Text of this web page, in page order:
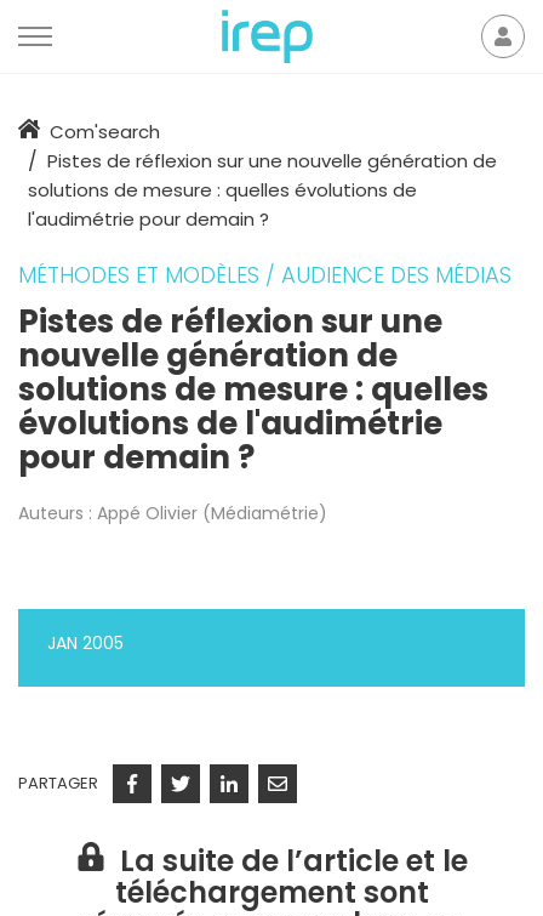
AccueilCom'search
Pistes de réflexion sur une nouvelle génération de
solutions de mesure : quelles évolutions de
l'audimétrie pour demain ?
MÉTHODES ET MODÈLES / AUDIENCE DES MÉDIAS
Pistes de réflexion sur une
nouvelle génération de
solutions de mesure : quelles
évolutions de l'audimétrie
pour demain ?
Auteurs : Appé Olivier (Médiamétrie)
JAN 2005
PARTAGER Facebook
TwitterLinkedinCourriel
La suite de l’article et le
téléchargement sont